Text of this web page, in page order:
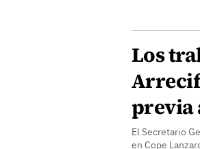
Los
previa
El Secretario
en Cope